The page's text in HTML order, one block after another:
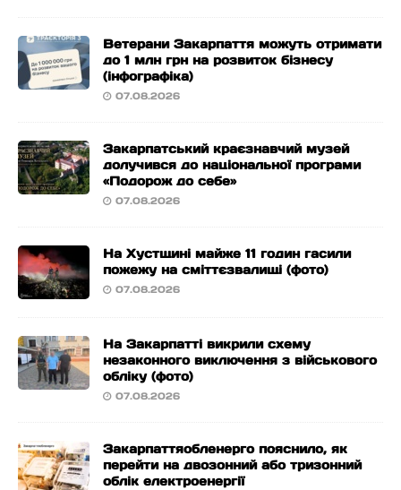
Ветерани Закарпаття можуть отримати
до 1 млн грн на розвиток бізнесу
(інфографіка)
07.08.2026
Закарпатський краєзнавчий музей
долучився до національної програми
«Подорож до себе»
07.08.2026
На Хустщині майже 11 годин гасили
пожежу на сміттєзвалищі (фото)
07.08.2026
На Закарпатті викрили схему
незаконного виключення з військового
обліку (фото)
07.08.2026
Закарпаттяобленерго пояснило, як
перейти на двозонний або тризонний
облік електроенергії